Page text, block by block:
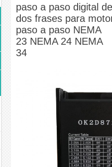
paso a paso digital de
dos frases para
paso a paso NEMA
23 NEMA 24 NEMA
34